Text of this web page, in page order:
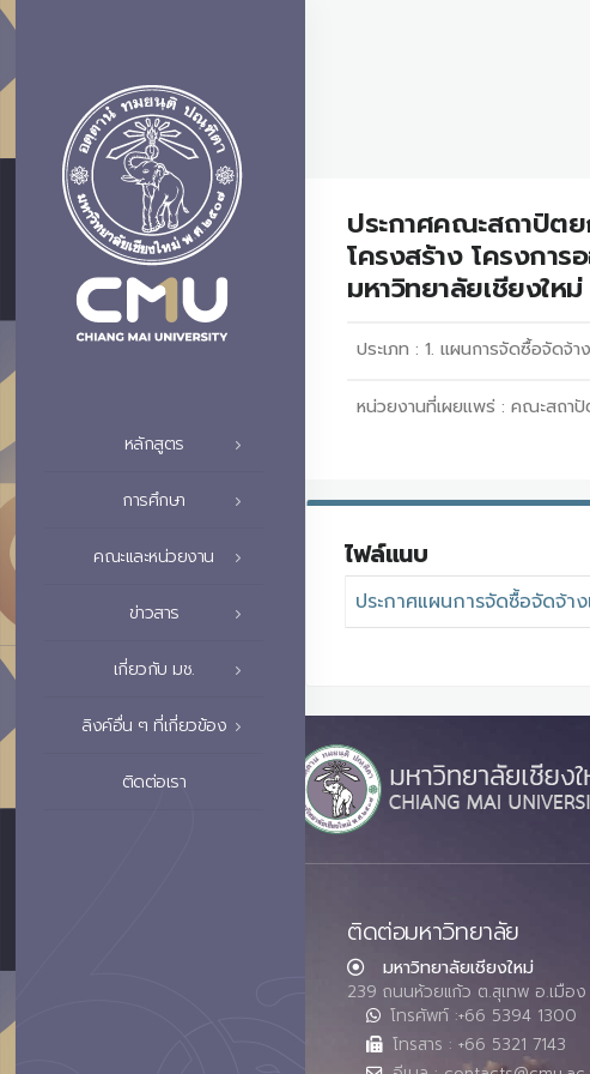
หลักสูตร
การศึกษา
คณะและหน่วยงาน
ข่าวสาร
เกี่ยวกับ มช.
ลิงค์อื่น ๆ ที่เกี่ยวข้อง
ติดต่อเรา
ประกาศคณะสถาปัตย
โครงสร้าง โครงกา
มหาวิทยาลัยเชียงใหม่
ประเภท : 1. แผนการจัดซื้อจัดจ้า
หน่วยงานที่เผยแพร่ : คณะสถาปั
ไฟล์แนบ
ประกาศแผนการจัดซื้อจัดจ้า
ติดต่อมหาวิทยาลัย
มหาวิทยาลัยเชียงใหม่
239 ถนนห้วยแก้ว ต.สุเทพ อ.เมือ
โทรศัพท์ :+66 5394 1300
โทรสาร : +66 5321 7143